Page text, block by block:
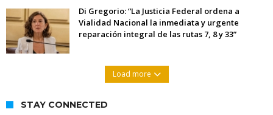
Di Gregorio: “La Justicia Federal ordena a
Vialidad Nacional la inmediata y urgente
reparación integral de las rutas 7, 8 y 33”
Load more
STAY CONNECTED